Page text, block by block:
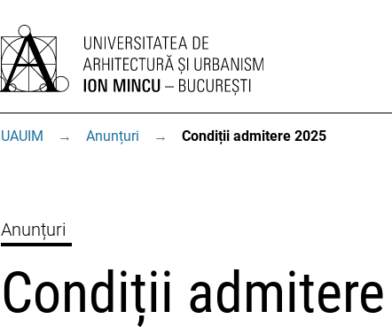
UAUIM → Anunțuri → Condiții admitere 2025
Anunțuri
Condiții